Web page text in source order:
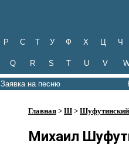
Р С Т У Ф Х Ц Ч
Q R S T U V
Заявка на песню
Главная > Ш >
Михаил